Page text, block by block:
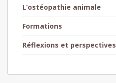
L’ostéopathie animale
Formations
Réflexions et perspectives